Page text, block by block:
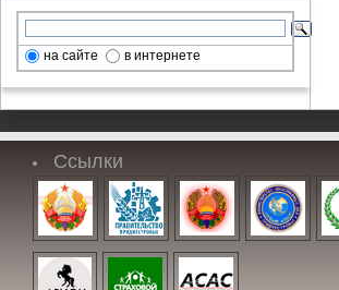
на сайте в интернете
Ссылки